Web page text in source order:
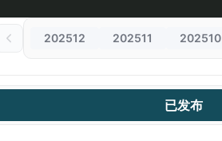
202512 202511 202510
已发布